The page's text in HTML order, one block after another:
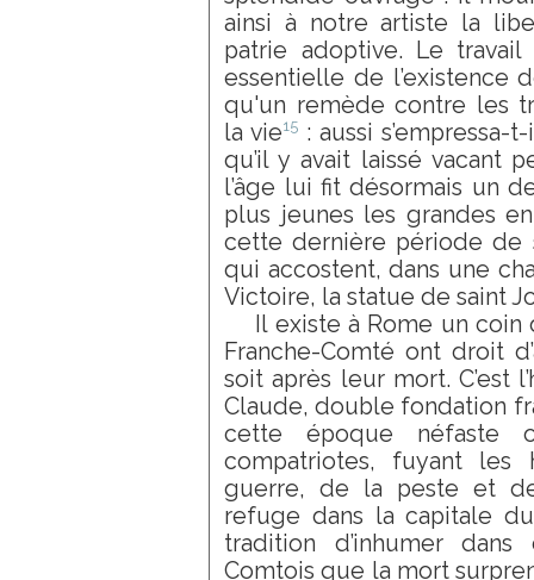
ainsi à notre artiste la
patrie adoptive. Le
essentielle de l’existence
qu'un remède contre les
la vie15 : aussi s’empressa-
qu’il y avait laissé vacant
l’âge lui fit désormais un
plus jeunes les grandes
cette dernière période de
qui accostent, dans une
Victoire, la statue de saint
Il existe à Rome un
Franche-Comté ont droit
soit après leur mort. C’est
Claude, double fondation
cette époque néfaste
compatriotes, fuyant les
guerre, de la peste et
refuge dans la capitale
tradition d’inhumer
Comtois que la mort